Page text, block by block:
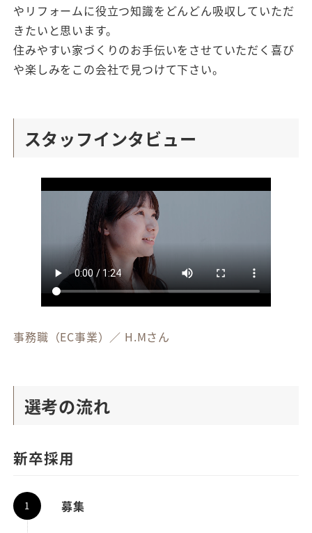
やリフォームに役立つ知識をどんどん吸収していただ
きたいと思います。
住みやすい家づくりのお手伝いをさせていただく喜び
や楽しみをこの会社で見つけて下さい。
スタッフインタビュー
事務職（EC事業）／ H.Mさん
選考の流れ
新卒採用
募集